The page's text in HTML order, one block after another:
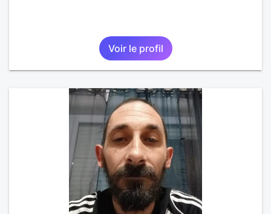
Voir le profil